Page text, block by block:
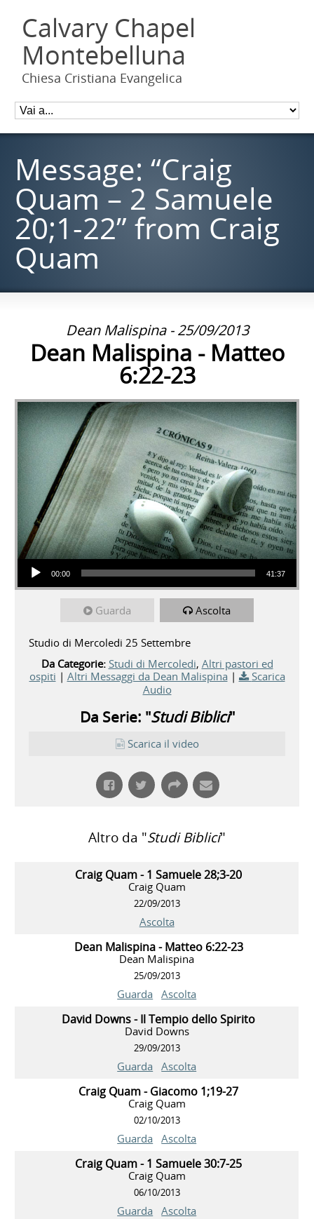
Calvary Chapel
Montebelluna
Chiesa Cristiana Evangelica
Message: “Craig
Quam – 2 Samuele
20;1-22” from Craig
Quam
Dean Malispina - 25/09/2013
Dean Malispina - Matteo
6:22-23
Audio Player
00:00 41:37
Guarda Ascolta
Studio di Mercoledi 25 Settembre
Da Categorie: Studi di Mercoledi, Altri pastori ed
ospiti | Altri Messaggi da Dean Malispina |
Scarica
Audio
Da Serie: "Studi Biblici"
Scarica il video
Altro da "Studi Biblici"
Craig Quam - 1 Samuele 28;3-20
Craig Quam
22/09/2013
Ascolta
Dean Malispina - Matteo 6:22-23
Dean Malispina
25/09/2013
Guarda Ascolta
David Downs - Il Tempio dello Spirito
David Downs
29/09/2013
Guarda Ascolta
Craig Quam - Giacomo 1;19-27
Craig Quam
02/10/2013
Guarda Ascolta
Craig Quam - 1 Samuele 30:7-25
Craig Quam
06/10/2013
Guarda Ascolta